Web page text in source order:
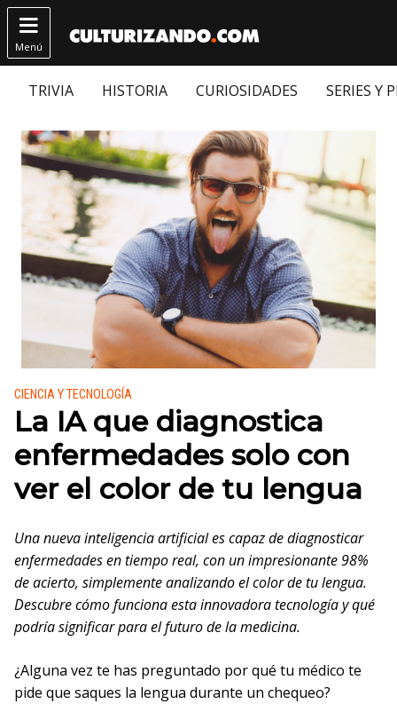

Menú
TRIVIA HISTORIA CURIOSIDADES SERIES Y
Publicado en:
CIENCIA Y TECNOLOGÍA
La IA que diagnostica
enfermedades solo con
ver el color de tu lengua
Una nueva inteligencia artificial es capaz de diagnosticar
enfermedades en tiempo real, con un impresionante 98%
de acierto, simplemente analizando el color de tu lengua.
Descubre cómo funciona esta innovadora tecnología y qué
podría significar para el futuro de la medicina.
¿Alguna vez te has preguntado por qué tu médico te
pide que saques la lengua durante un chequeo?